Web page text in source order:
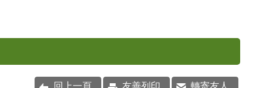
回上一頁 友善列印 轉寄友人